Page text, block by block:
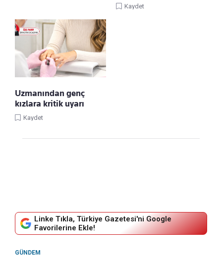
Kaydet
Uzmanından genç
kızlara kritik uyarı
Kaydet
Linke Tıkla, Türkiye Gazetesi'ni Google
Favorilerine Ekle!
GÜNDEM